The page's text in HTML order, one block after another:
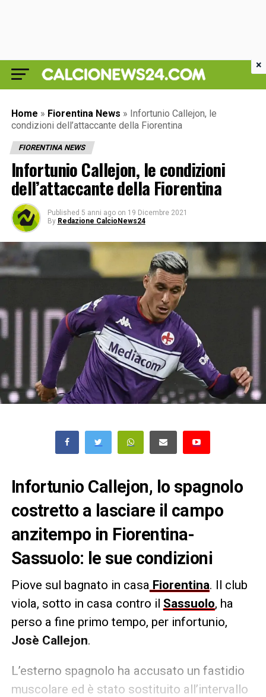
Home » Fiorentina News » Infortunio Callejon, le
condizioni dell’attaccante della Fiorentina
FIORENTINA NEWS
Infortunio Callejon, le condizioni
dell’attaccante della Fiorentina
Published 5 anni ago on 19 Dicembre 2021
By Redazione CalcioNews24
Infortunio Callejon, lo spagnolo
costretto a lasciare il campo
anzitempo in Fiorentina-
Sassuolo: le sue condizioni
Piove sul bagnato in casa Fiorentina. Il club
viola, sotto in casa contro il Sassuolo, ha
perso a fine primo tempo, per infortunio,
Josè Callejon.
L’esterno spagnolo ha accusato un fastidio
muscolare ed è stato sostituito all’intervallo
×